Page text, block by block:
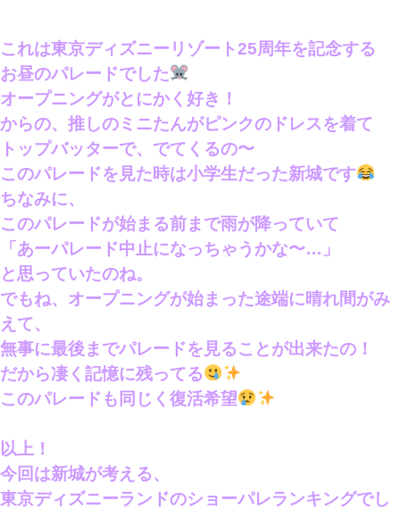
これは東京ディズニーリゾート25周年を記念する
お昼のパレードでした
オープニングがとにかく好き！
からの、推しのミニたんがピンクのドレスを着て
トップバッターで、でてくるの〜
このパレードを見た時は小学生だった新城です
ちなみに、
このパレードが始まる前まで雨が降っていて
「あーパレード中止になっちゃうかな〜…」
と思っていたのね。
でもね、オープニングが始まった途端に晴れ間がみ
えて、
無事に最後までパレードを見ることが出来たの！
だから凄く記憶に残ってる
このパレードも同じく復活希望
以上！
今回は新城が考える、
東京ディズニーランドのショーパレランキングでし